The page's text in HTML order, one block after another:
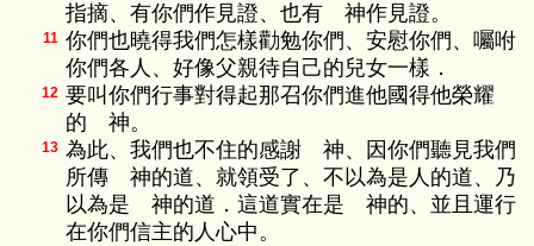
指摘、有你們作見證、也有 神作見證。
11 你們也曉得我們怎樣勸勉你們、安慰你們、囑咐
你們各人、好像父親待自己的兒女一樣．
12 要叫你們行事對得起那召你們進他國得他榮耀
的 神。
13 為此、我們也不住的感謝 神、因你們聽見我們
所傳 神的道、就領受了、不以為是人的道、乃
以為是 神的道．這道實在是 神的、並且運行
在你們信主的人心中。